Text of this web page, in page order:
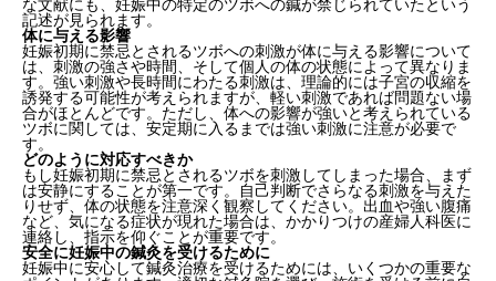
な文献にも、妊娠中の特定のツボへの鍼が禁じられていたという
記述が見られます。
体に与える影響
妊娠初期に禁忌とされるツボへの刺激が体に与える影響について
は、刺激の強さや時間、そして個人の体の状態によって異なりま
す。強い刺激や長時間にわたる刺激は、理論的には子宮の収縮を
誘発する可能性が考えられますが、軽い刺激であれば問題ない場
合がほとんどです。ただし、体への影響が強いと考えられている
ツボに関しては、安定期に入るまでは強い刺激に注意が必要で
す。
どのように対応すべきか
もし妊娠初期に禁忌とされるツボを刺激してしまった場合、まず
は安静にすることが第一です。自己判断でさらなる刺激を与えた
りせず、体の状態を注意深く観察してください。出血や強い腹痛
など、気になる症状が現れた場合は、かかりつけの産婦人科医に
連絡し、指示を仰ぐことが重要です。
安全に妊娠中の鍼灸を受けるために
妊娠中に安心して鍼灸治療を受けるためには、いくつかの重要な